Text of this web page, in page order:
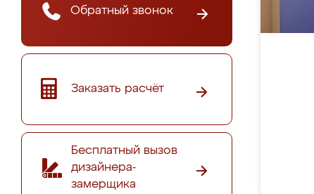
Обратный звонок
Заказать расчёт
Бесплатный вызов
дизайнера-
замерщика